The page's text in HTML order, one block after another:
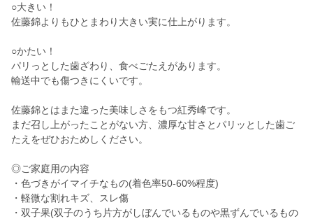
○大きい！
佐藤錦よりもひとまわり大きい実に仕上がります。
○かたい！
パリっとした歯ざわり、食べごたえがあります。
輸送中でも傷つきにくいです。
佐藤錦とはまた違った美味しさをもつ紅秀峰です。
まだ召し上がったことがない方、濃厚な甘さとパリッとした歯ご
たえをぜひおためしください。
◎ご家庭用の内容
・色づきがイマイチなもの(着色率50-60%程度)
・軽微な割れキズ、スレ傷
・双子果(双子のうち片方がしぼんでいるものや黒ずんでいるもの